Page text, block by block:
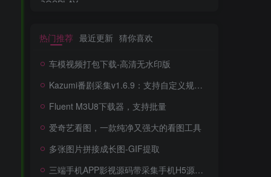
热门推荐 最近更新 猜你喜欢
车模视频打包下载-高清无水印版
Kazumi番剧采集v1.6.9：支持自定义规则+在线观看+弹幕，跨平台下载
Fluent M3U8下载器，支持批量
爱奇艺看图，一款纯净又强大的看图工具
多张图片拼接成长图-GIF提取
三端手机APP影视源码带采集手机H5源码带VIP卡密功能